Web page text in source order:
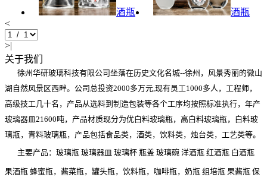
酒瓶 酒瓶
<
>|
关于我们
徐州华研玻璃科技有限公司坐落在历史文化名城--徐州，风景秀丽的微山
湖自然风景区西畔。公司总投资2000多万元,现有员工1000多人，工程师，
高级技工几十名，产品从选料到制造包装等各个工序均按照标准执行，年产
玻璃器皿21600吨，产品材质现分为优白料玻璃瓶，高白料玻璃瓶，白料玻
璃瓶，青料玻璃瓶，产品包括食品类，酒类，饮料类，烛台类，工艺类等。
主要产品：玻璃瓶 玻璃器皿 玻璃杯 瓶盖 玻璃碗 洋酒瓶 红酒瓶 白酒瓶
果酒瓶 蜂蜜瓶，酱菜瓶，罐头瓶，饮料瓶，咖啡瓶，奶瓶 组培瓶 果酱瓶 保